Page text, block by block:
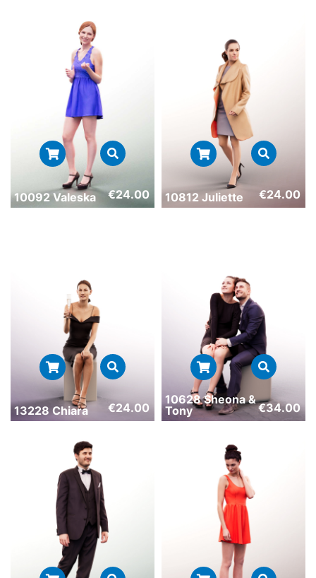
10092 Valeska €24.00 10812 Juliette €24.00
13228 Chiara €24.00
10628 Sheona &
Tony
€34.00